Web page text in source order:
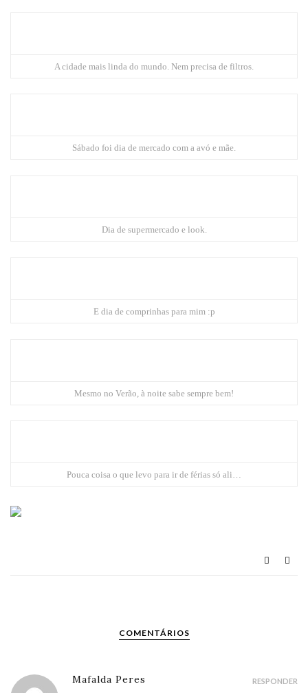
A cidade mais linda do mundo. Nem precisa de filtros.
Sábado foi dia de mercado com a avó e mãe.
Dia de supermercado e look.
E dia de comprinhas para mim :p
Mesmo no Verão, à noite sabe sempre bem!
Pouca coisa o que levo para ir de férias só ali…
COMENTÁRIOS
Mafalda Peres RESPONDER